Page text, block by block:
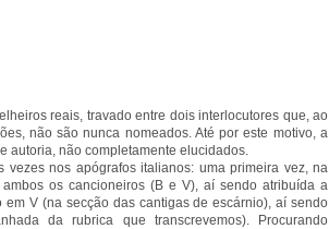
reais, travado entre dois interlocutores que, ao
não são nunca nomeados. Até por este motivo, a
autoria, não completamente elucidados.
vezes nos apógrafos italianos: uma primeira vez, na
os cancioneiros (B e V), aí sendo atribuída a
em V (na secção das cantigas de escárnio), aí sendo
da rubrica que transcrevemos). Procurando